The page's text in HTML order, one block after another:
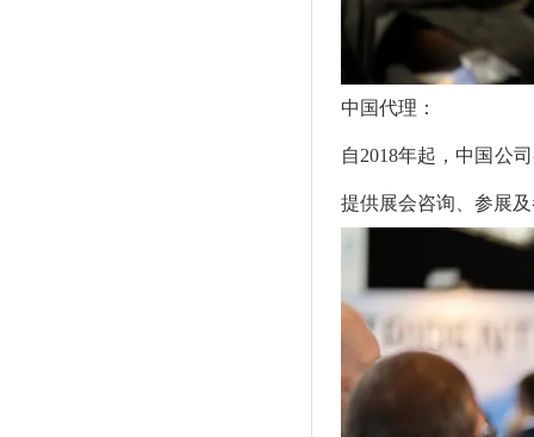
中国代理：
自2018年起，中国公
提供展会咨询、参展